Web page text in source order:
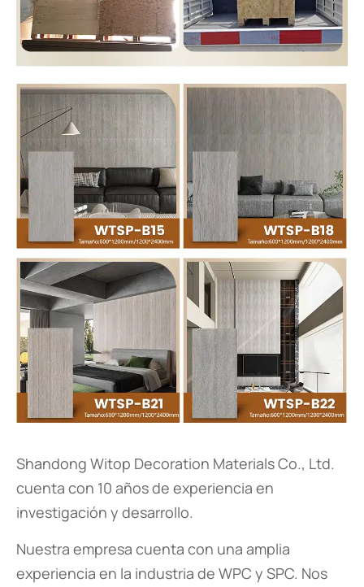
Shandong Witop Decoration Materials Co., Ltd.
cuenta con 10 años de experiencia en
investigación y desarrollo.
Nuestra empresa cuenta con una amplia
experiencia en la industria de WPC y SPC. Nos